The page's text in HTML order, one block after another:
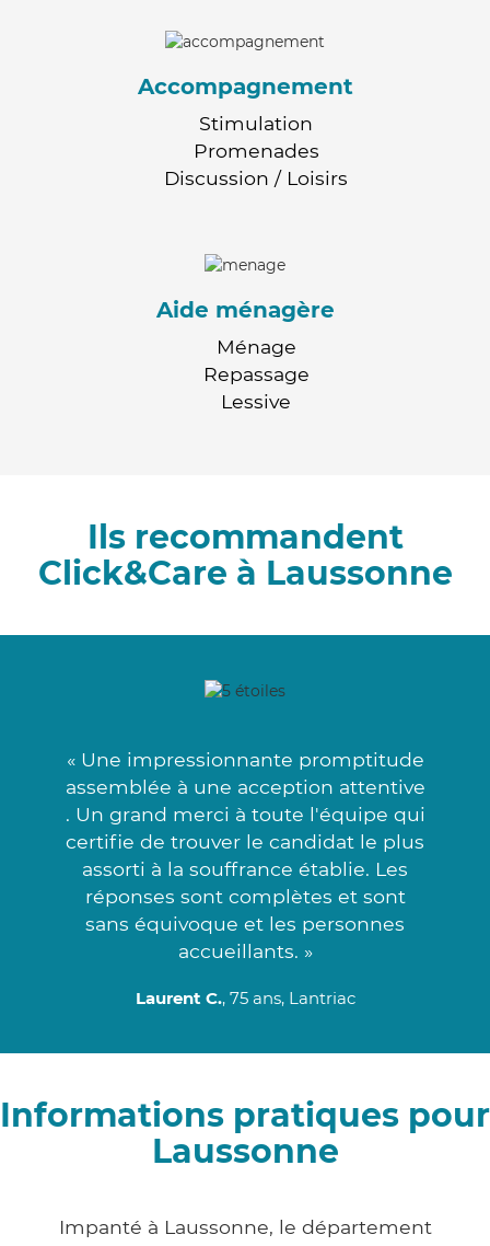
Accompagnement
Stimulation
Promenades
Discussion / Loisirs
Aide ménagère
Ménage
Repassage
Lessive
Ils recommandent
Click&Care à Laussonne
« Une impressionnante promptitude
assemblée à une acception attentive
. Un grand merci à toute l'équipe qui
certifie de trouver le candidat le plus
assorti à la souffrance établie. Les
réponses sont complètes et sont
sans équivoque et les personnes
accueillants. »
Laurent C., 75 ans, Lantriac
Informations pratiques pour
Laussonne
Impanté à Laussonne, le département